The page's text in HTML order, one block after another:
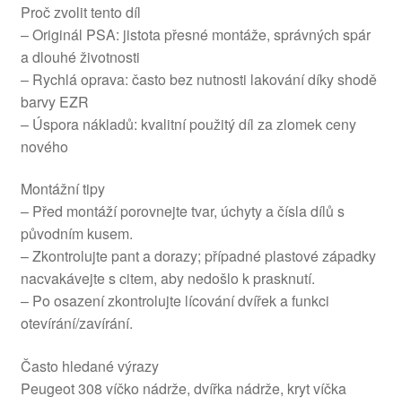
Proč zvolit tento díl
– Originál PSA: jistota přesné montáže, správných spár
a dlouhé životnosti
– Rychlá oprava: často bez nutnosti lakování díky shodě
barvy EZR
– Úspora nákladů: kvalitní použitý díl za zlomek ceny
nového
Montážní tipy
– Před montáží porovnejte tvar, úchyty a čísla dílů s
původním kusem.
– Zkontrolujte pant a dorazy; případné plastové západky
nacvakávejte s citem, aby nedošlo k prasknutí.
– Po osazení zkontrolujte lícování dvířek a funkci
otevírání/zavírání.
Často hledané výrazy
Peugeot 308 víčko nádrže, dvířka nádrže, kryt víčka